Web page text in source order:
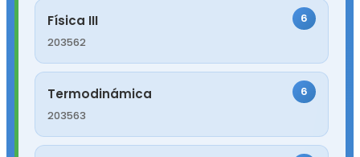
Física III
203562
6
Termodinámica
203563
6